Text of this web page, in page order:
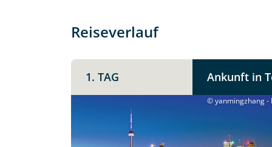
Reiseverlauf
1. TAG Ankunft in
© yanmingzhang -
Individuelle Anfrage